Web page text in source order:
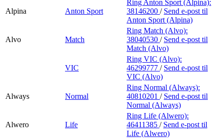
Alpina Anton Sport
Ring Anton Sport (Alpina):
38146200 / Send e-post til
Anton Sport (Alpina)
Alvo Match
Ring Match (Alvo):
38040530 / Send e-post til
Match (Alvo)
VIC
Ring VIC (Alvo):
46299777 / Send e-post til
VIC (Alvo)
Always Normal
Ring Normal (Always):
40810201 / Send e-post til
Normal (Always)
Alwero Life
Ring Life (Alwero):
46411385 / Send e-post til
Life (Alwero)